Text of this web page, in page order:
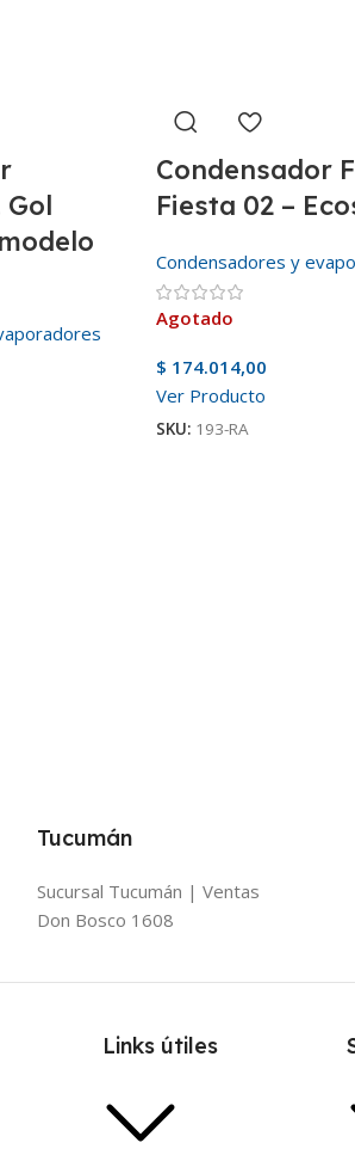
Condensador
Fiesta 02 –
Condensadores y
Agotado
$ 174.014,00
Ver Producto
SKU: 193-RA
Tucumán
Sucursal Tucumán | Ventas
Don Bosco 1608
Links útiles